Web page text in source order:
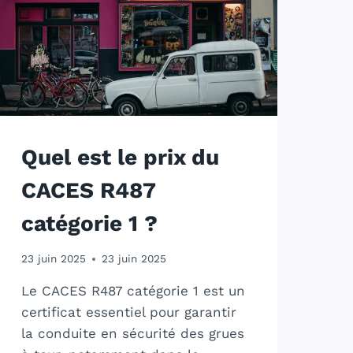
Quel est le prix du
CACES R487
catégorie 1 ?
23 juin 2025 23 juin 2025
Le CACES R487 catégorie 1 est un
certificat essentiel pour garantir
la conduite en sécurité des grues